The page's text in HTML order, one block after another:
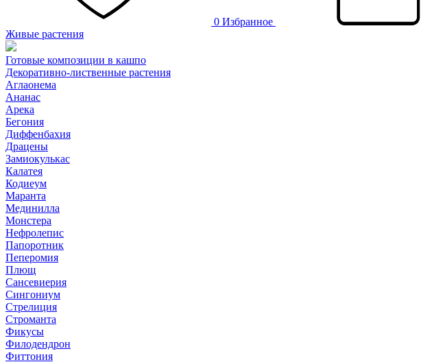
0 Избранное
Живые растения
Готовые композиции в кашпо
Декоративно-лиственные растения
Аглаонема
Ананас
Арека
Бегония
Диффенбахия
Драцены
Замиокулькас
Калатея
Кодиеум
Маранта
Мединилла
Монстера
Нефролепис
Папоротник
Пеперомия
Плющ
Сансевиерия
Сингониум
Стрелиция
Строманта
Фикусы
Филодендрон
Фиттония